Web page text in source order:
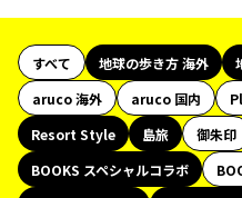
すべて 地球の歩き方 海外
aruco 海外
aruco 国内
Resort Style
島旅 御朱印
BOOKS スペシャルコラボ